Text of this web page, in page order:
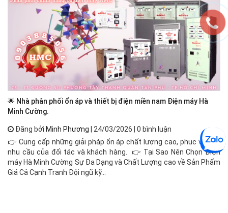
🌟 Nhà phân phối ổn áp và thiết bị điện miền nam Điện máy Hà
Minh Cường.
Đăng bởi Minh Phương | 24/03/2026 | 0 bình luận
👉 Cung cấp những giải pháp ổn áp chất lượng cao, phục vụ mọi
nhu cầu của đối tác và khách hàng. 👉 Tại Sao Nên Chọn Điện
máy Hà Minh Cường Sự Đa Dạng và Chất Lượng cao về Sản Phẩm
Giá Cả Cạnh Tranh Đội ngũ kỹ...